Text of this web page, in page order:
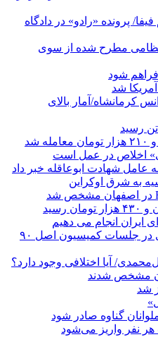
پرونده «رادو» در دادگاه
نظامی مطرح شده از سوی
شود
شد
کرمانشاه/آمار بالای
اخلاص در عمل است
عامل شهادت ابوعاقله خبر داد
به شرق اوکراین
ایران انجام می دهیم
وزرای اقتصاد، صمت و دادگستری در جلسات کمیسیون اصل ۹۰
آیا اختلافی وجود دارد؟
گناوه صادر شود